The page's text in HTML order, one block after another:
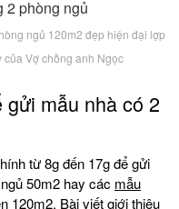
ngủ 120m2 đẹp hiện đại lợp
Vợ chồng anh Ngọc
gửi mẫu nhà có 2
từ 8g đến 17g để gửi
50m2 hay các mẫu
120m2. Bài viết giới thiệu